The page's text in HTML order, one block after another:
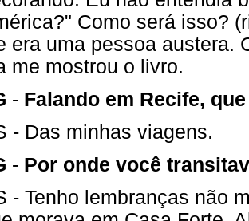
Como será isso?
era uma pessoa austera.
me mostrou o livro.
- Falando em Recife,
- Das minhas viagens.
- Por onde você
- Tenho lembranças não